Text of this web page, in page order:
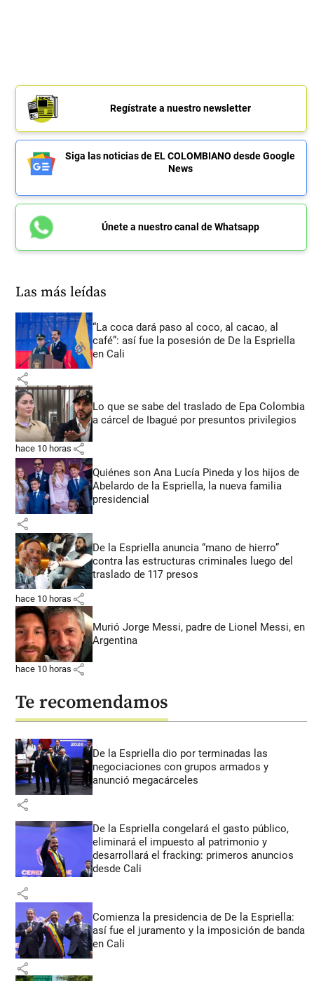
Regístrate a nuestro newsletter
Siga las noticias de EL COLOMBIANO desde Google
News
Únete a nuestro canal de Whatsapp
Las más leídas
“La coca dará paso al coco, al cacao, al
café”: así fue la posesión de De la Espriella
en Cali
share
Lo que se sabe del traslado de Epa Colombia
a cárcel de Ibagué por presuntos privilegios
hace 10 horas share
Quiénes son Ana Lucía Pineda y los hijos de
Abelardo de la Espriella, la nueva familia
presidencial
share
De la Espriella anuncia “mano de hierro”
contra las estructuras criminales luego del
traslado de 117 presos
hace 10 horas share
Murió Jorge Messi, padre de Lionel Messi, en
Argentina
hace 10 horas share
Te recomendamos
De la Espriella dio por terminadas las
negociaciones con grupos armados y
anunció megacárceles
share
De la Espriella congelará el gasto público,
eliminará el impuesto al patrimonio y
desarrollará el fracking: primeros anuncios
desde Cali
share
Comienza la presidencia de De la Espriella:
así fue el juramento y la imposición de banda
en Cali
share